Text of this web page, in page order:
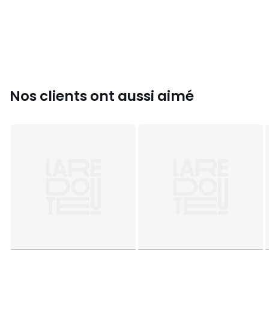
Nos clients ont aussi aimé